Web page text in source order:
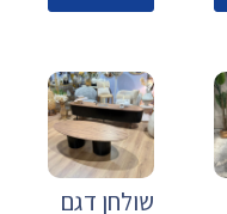
שולחן דגם